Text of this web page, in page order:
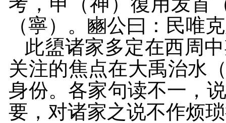
（寧）。豳公曰：民唯
此盨诸家多定在西周
关注的焦点在大禹治水
身份。各家句读不一，
要，对诸家之说不作烦